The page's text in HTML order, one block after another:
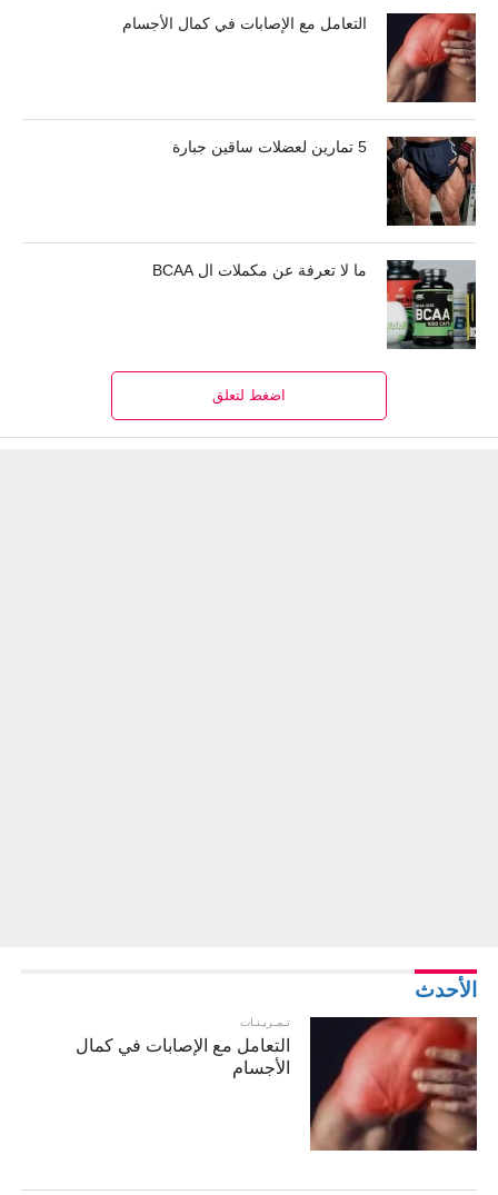
التعامل مع الإصابات في كمال الأجسام
5 تمارين لعضلات ساقين جبارة
ما لا تعرفة عن مكملات ال BCAA
اضغط لتعلق
الأحدث
تـمـريـنـات
التعامل مع الإصابات في كمال
الأجسام